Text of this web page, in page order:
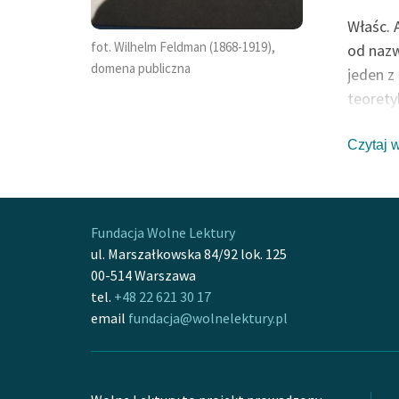
fot. Wilhelm Feldman (1868-1919),
domena publiczna
od
jeden
pewien
ranny
go
Czytaj
Fundacja Wolne Lektury
ul. Marszałkowska 84/92 lok. 125
00-514 Warszawa
tel. +48 22 621 30 17
email fundacja@wolnelektury.pl